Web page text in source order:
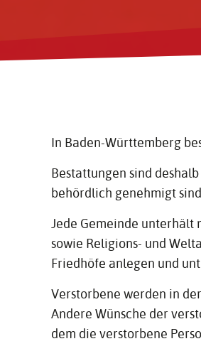
In Baden-Württemberg
Bestattungen sind
behördlich genehmigt sind.
Jede Gemeinde unterhält
sowie Religions- und
Friedhöfe anlegen und
Verstorbene werden in
Andere Wünsche der
dem die verstorbene